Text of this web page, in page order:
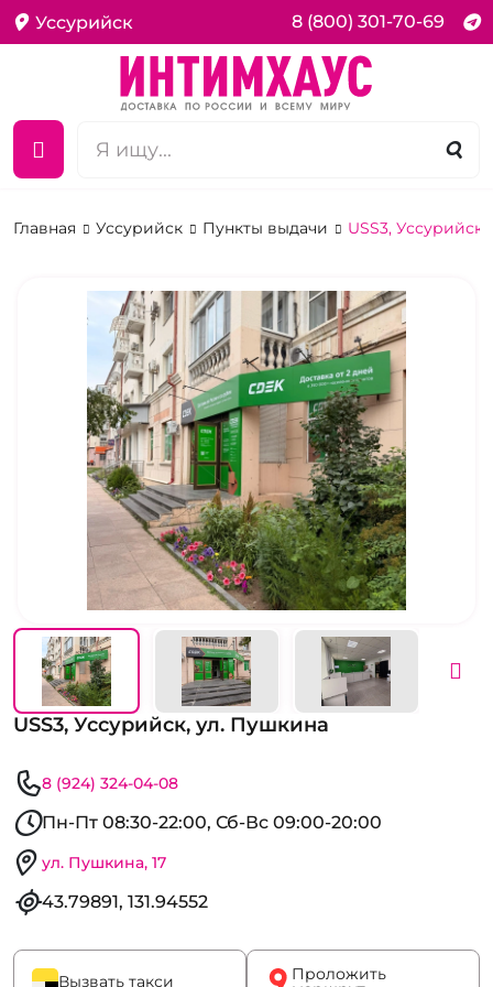
Уссурийск 8 (800) 301-70-69
Главная Уссурийск Пункты выдачи USS3,
USS3, Уссурийск, ул. Пушкина
8 (924) 324-04-08
Пн-Пт 08:30-22:00, Сб-Вс 09:00-20:00
ул. Пушкина, 17
43.79891, 131.94552
Вызвать такси Проложить